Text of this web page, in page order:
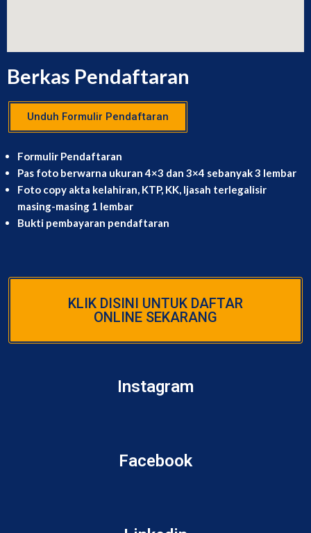
Berkas Pendaftaran
Unduh Formulir Pendaftaran
Formulir Pendaftaran
Pas foto berwarna ukuran 4×3 dan 3×4 sebanyak 3 lembar
Foto copy akta kelahiran, KTP, KK, Ijasah terlegalisir
masing-masing 1 lembar
Bukti pembayaran pendaftaran
KLIK DISINI UNTUK DAFTAR
ONLINE SEKARANG
Instagram
Facebook